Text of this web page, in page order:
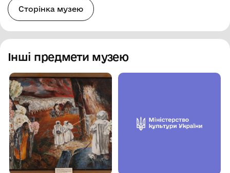
Сторінка музею
Інші предмети музею